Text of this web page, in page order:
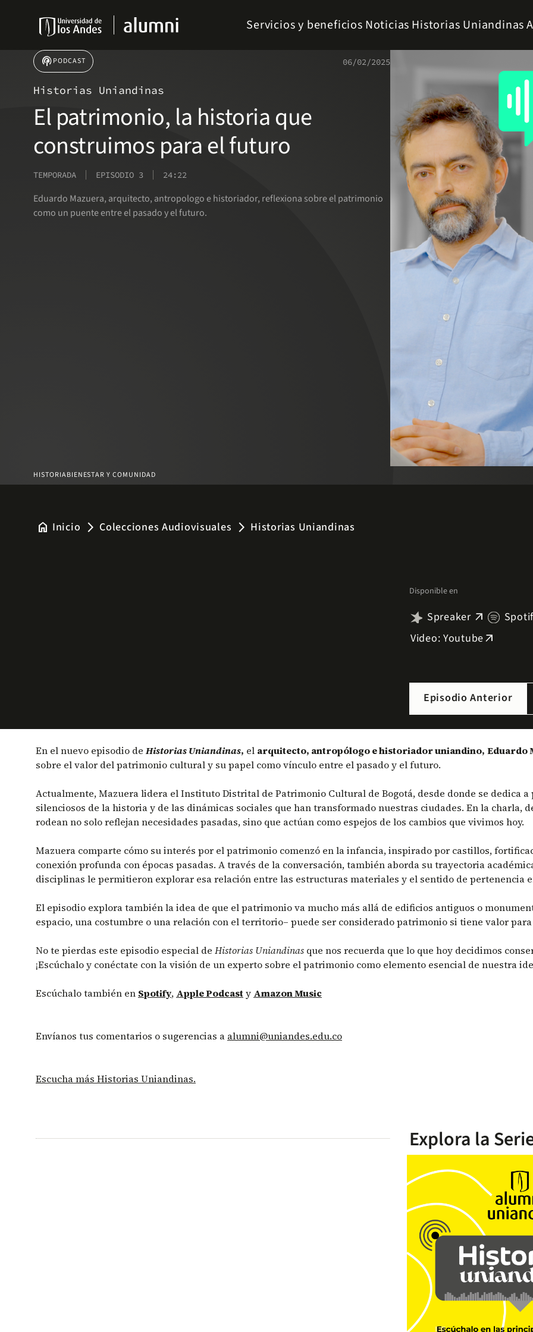
Servicios y beneficios Noticias Historias Uniandinas
podcastsPODCAST 06/02/2025
Historias Uniandinas
El patrimonio, la historia que
construimos para el futuro
TEMPORADA EPISODIO 3 24:22
Eduardo Mazuera, arquitecto, antropologo e historiador, reflexiona sobre el patrimonio
como un puente entre el pasado y el futuro.
HISTORIABIENESTAR Y COMUNIDAD
home Inicio arrow_forward_ios Colecciones Audiovisuales arrow_forward_ios Historias Uniandinas
Disponible en
Spreaker arrow_outward
Video: Youtubearrow_outward
Episodio Anterior
En el nuevo episodio de Historias Uniandinas, el arquitecto, antropólogo e historiador uniandino, Eduardo
sobre el valor del patrimonio cultural y su papel como vínculo entre el pasado y el futuro.
Actualmente, Mazuera lidera el Instituto Distrital de Patrimonio Cultural de Bogotá, desde donde se dedica
silenciosos de la historia y de las dinámicas sociales que han transformado nuestras ciudades. En la charla,
rodean no solo reflejan necesidades pasadas, sino que actúan como espejos de los cambios que vivimos hoy.
Mazuera comparte cómo su interés por el patrimonio comenzó en la infancia, inspirado por castillos,
conexión profunda con épocas pasadas. A través de la conversación, también aborda su trayectoria
disciplinas le permitieron explorar esa relación entre las estructuras materiales y el sentido de pertenencia
El episodio explora también la idea de que el patrimonio va mucho más allá de edificios antiguos o
espacio, una costumbre o una relación con el territorio– puede ser considerado patrimonio si tiene valor
No te pierdas este episodio especial de Historias Uniandinas que nos recuerda que lo que hoy decidimos
¡Escúchalo y conéctate con la visión de un experto sobre el patrimonio como elemento esencial de nuestra
Escúchalo también en Spotify, Apple Podcasty Amazon Music
Envíanos tus comentarios o sugerencias a alumni@uniandes.edu.co
Escucha más Historias Uniandinas.
Explora la